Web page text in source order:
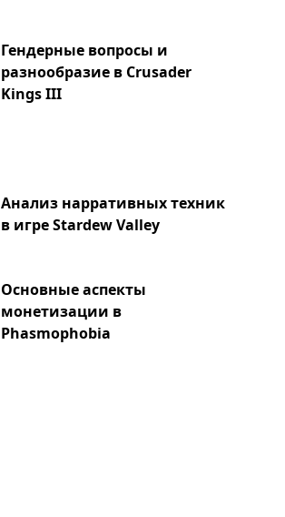
Гендерные вопросы и
разнообразие в Crusader
Kings III
Анализ нарративных техник
в игре Stardew Valley
Основные аспекты
монетизации в
Phasmophobia